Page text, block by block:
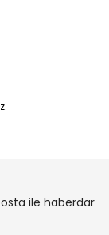
ile haberdar